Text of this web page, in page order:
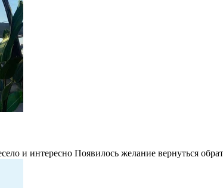
и интересно Появилось желание вернуться